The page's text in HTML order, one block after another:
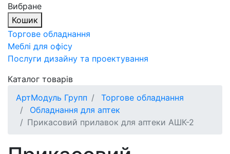
Вибране
Кошик
Торгове обладнання
Меблі для офісу
Послуги дизайну та проектування
Каталог товарів
АртМодуль Групп
Торгове обладнання
Обладнання для аптек
Прикасовий прилавок для аптеки АШК-2